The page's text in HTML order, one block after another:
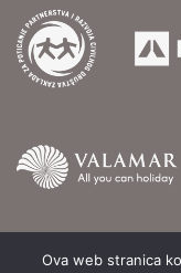
Ova web stranica